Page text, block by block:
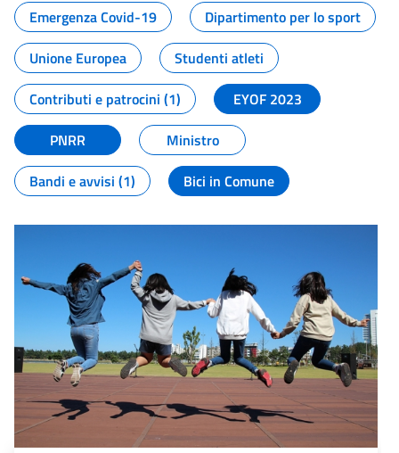
Emergenza Covid-19
Dipartimento per lo sport
Unione Europea
Studenti atleti
Contributi e patrocini (1)
EYOF 2023
PNRR
Ministro
Bandi e avvisi (1)
Bici in Comune